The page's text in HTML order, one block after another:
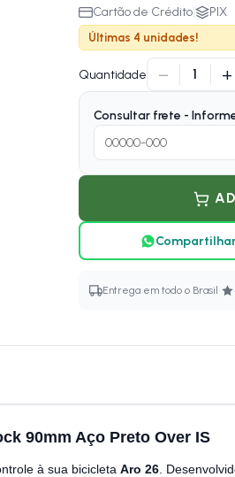
Cartão de Crédito| PIX
Últimas 4 unidades!
Quantidade − 1 +
Consultar frete - Informe
Entrega em todo o Brasil ·
90mm Aço Preto Over IS
à sua bicicleta Aro 26 .